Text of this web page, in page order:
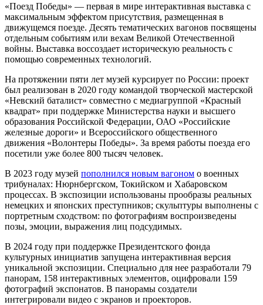
«Поезд Победы» — первая в мире интерактивная выставка с
максимальным эффектом присутствия, размещенная в
движущемся поезде. Десять тематических вагонов посвящены
отдельным событиям или вехам Великой Отечественной
войны. Выставка воссоздает историческую реальность с
помощью современных технологий.
На протяжении пяти лет музей курсирует по России: проект
был реализован в 2020 году командой творческой мастерской
«Невский баталист» совместно с медиагруппой «Красный
квадрат» при поддержке Министерства науки и высшего
образования Российской Федерации, ОАО «Российские
железные дороги» и Всероссийского общественного
движения «Волонтеры Победы». За время работы поезда его
посетили уже более 800 тысяч человек.
В 2023 году музей пополнился новым вагоном о военных
трибуналах: Нюрнбергском, Токийском и Хабаровском
процессах. В экспозиции использованы прообразы реальных
немецких и японских преступников; скульптуры выполнены с
портретным сходством: по фотографиям воспроизведены
позы, эмоции, выражения лиц подсудимых.
В 2024 году при поддержке Президентского фонда
культурных инициатив запущена интерактивная версия
уникальной экспозиции. Специально для нее разработали 79
панорам, 158 интерактивных элементов, оцифровали 159
фотографий экспонатов. В панорамы создатели
интегрировали видео с экранов и проекторов.